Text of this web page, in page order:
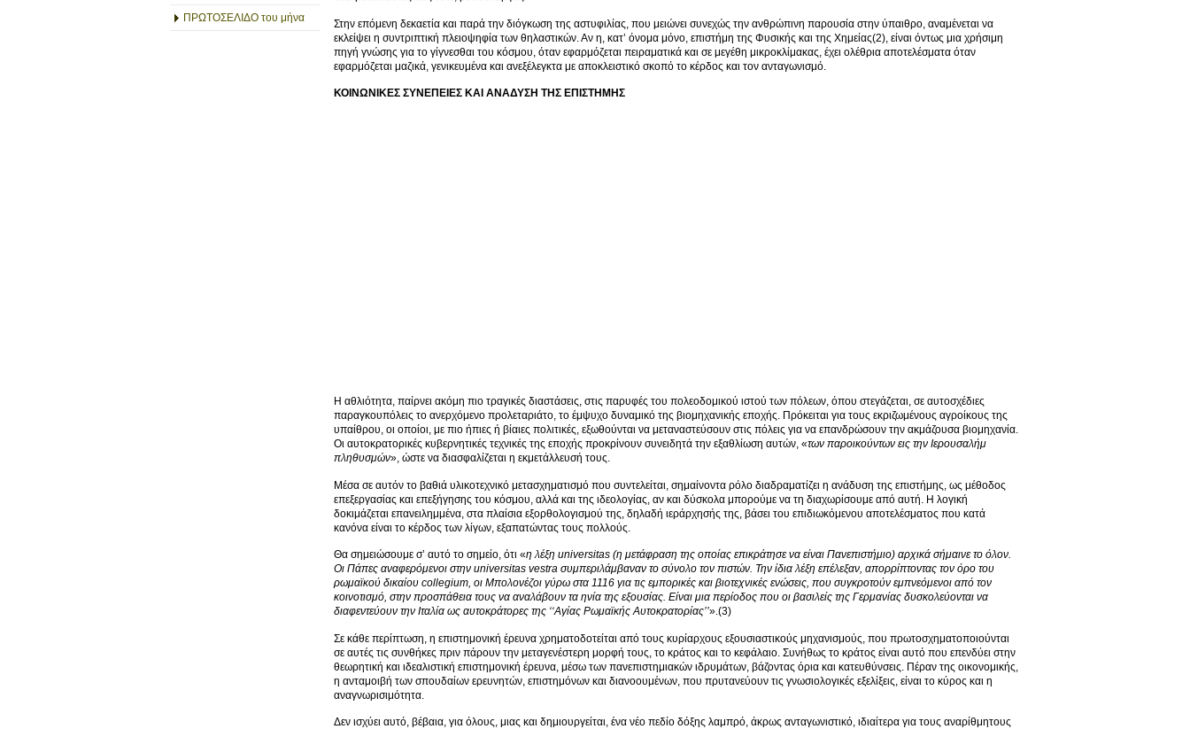
ΠΡΩΤΟΣΕΛΙΔΟ του μήνα
Στην επόμενη δεκαετία και παρά την διόγκωση της αστυφιλίας, που μειώνει συνεχώς την ανθρώπινη παρουσία στην ύπαιθρο, αναμένεται να
εκλείψει η συντριπτική πλειοψηφία των θηλαστικών. Αν η, κατ’ όνομα μόνο, επιστήμη της Φυσικής και της Χημείας(2), είναι όντως μια χρήσιμη
πηγή γνώσης για το γίγνεσθαι του κόσμου, όταν εφαρμόζεται πειραματικά και σε μεγέθη μικροκλίμακας, έχει ολέθρια αποτελέσματα όταν
εφαρμόζεται μαζικά, γενικευμένα και ανεξέλεγκτα με αποκλειστικό σκοπό το κέρδος και τον ανταγωνισμό.
ΚΟΙΝΩΝΙΚΕΣ ΣΥΝΕΠΕΙΕΣ ΚΑΙ ΑΝΑΔΥΣΗ ΤΗΣ ΕΠΙΣΤΗΜΗΣ
Η αθλιότητα, παίρνει ακόμη πιο τραγικές διαστάσεις, στις παρυφές του πολεοδομικού ιστού των πόλεων, όπου στεγάζεται, σε αυτοσχέδιες
παραγκουπόλεις το ανερχόμενο προλεταριάτο, το έμψυχο δυναμικό της βιομηχανικής εποχής. Πρόκειται για τους εκριζωμένους αγροίκους της
υπαίθρου, οι οποίοι, με πιο ήπιες ή βίαιες πολιτικές, εξωθούνται να μεταναστεύσουν στις πόλεις για να επανδρώσουν την ακμάζουσα βιομηχανία.
Οι αυτοκρατορικές κυβερνητικές τεχνικές της εποχής προκρίνουν συνειδητά την εξαθλίωση αυτών, «των παροικούντων εις την Ιερουσαλήμ
πληθυσμών», ώστε να διασφαλίζεται η εκμετάλλευσή τους.
Μέσα σε αυτόν το βαθιά υλικοτεχνικό μετασχηματισμό που συντελείται, σημαίνοντα ρόλο διαδραματίζει η ανάδυση της επιστήμης, ως μέθοδος
επεξεργασίας και επεξήγησης του κόσμου, αλλά και της ιδεολογίας, αν και δύσκολα μπορούμε να τη διαχωρίσουμε από αυτή. Η λογική
δοκιμάζεται επανειλημμένα, στα πλαίσια εξορθολογισμού της, δηλαδή ιεράρχησής της, βάσει του επιδιωκόμενου αποτελέσματος που κατά
κανόνα είναι το κέρδος των λίγων, εξαπατώντας τους πολλούς.
Θα σημειώσουμε σ’ αυτό το σημείο, ότι «η λέξη universitas (η μετάφραση της οποίας επικράτησε να είναι Πανεπιστήμιο) αρχικά σήμαινε το όλον.
Οι Πάπες αναφερόμενοι στην universitas vestra συμπεριλάμβαναν το σύνολο τον πιστών. Την ίδια λέξη επέλεξαν, απορρίπτοντας τον όρο του
ρωμαϊκού δικαίου collegium, οι Μπολονέζοι γύρω στα 1116 για τις εμπορικές και βιοτεχνικές ενώσεις, που συγκροτούν εμπνεόμενοι από τον
κοινοτισμό, στην προσπάθεια τους να αναλάβουν τα ηνία της εξουσίας. Είναι μια περίοδος που οι βασιλείς της Γερμανίας δυσκολεύονται να
διαφεντεύουν την Ιταλία ως αυτοκράτορες της ‘‘Αγίας Ρωμαϊκής Αυτοκρατορίας’’».(3)
Σε κάθε περίπτωση, η επιστημονική έρευνα χρηματοδοτείται από τους κυρίαρχους εξουσιαστικούς μηχανισμούς, που πρωτοσχηματοποιούνται
σε αυτές τις συνθήκες πριν πάρουν την μεταγενέστερη μορφή τους, το κράτος και το κεφάλαιο. Συνήθως το κράτος είναι αυτό που επενδύει στην
θεωρητική και ιδεαλιστική επιστημονική έρευνα, μέσω των πανεπιστημιακών ιδρυμάτων, βάζοντας όρια και κατευθύνσεις. Πέραν της οικονομικής,
η ανταμοιβή των σπουδαίων ερευνητών, επιστημόνων και διανοουμένων, που πρυτανεύουν τις γνωσιολογικές εξελίξεις, είναι το κύρος και η
αναγνωρισιμότητα.
Δεν ισχύει αυτό, βέβαια, για όλους, μιας και δημιουργείται, ένα νέο πεδίο δόξης λαμπρό, άκρως ανταγωνιστικό, ιδιαίτερα για τους αναρίθμητους